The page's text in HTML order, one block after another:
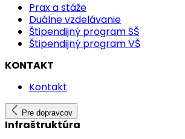
Prax a stáže
Duálne vzdelávanie
Štipendijný program SŠ
Štipendijný program VŠ
KONTAKT
Kontakt
Pre dopravcov
Infraštruktúra